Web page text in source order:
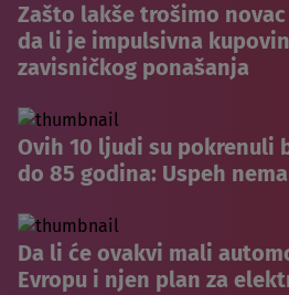
Zašto lakše trošimo
da li je impulsivna
zavisničkog ponašanja
Ovih 10 ljudi su pokrenuli
do 85 godina: Uspeh
Da li će ovakvi mali
Evropu i njen plan za